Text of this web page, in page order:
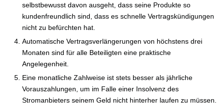
selbstbewusst davon ausgeht, dass seine Produkte so
kundenfreundlich sind, dass es schnelle Vertragskündigungen
nicht zu befürchten hat.
Automatische Vertragsverlängerungen von höchstens drei
Monaten sind für alle Beteiligten eine praktische
Angelegenheit.
Eine monatliche Zahlweise ist stets besser als jährliche
Vorauszahlungen, um im Falle einer Insolvenz des
Stromanbieters seinem Geld nicht hinterher laufen zu müssen.